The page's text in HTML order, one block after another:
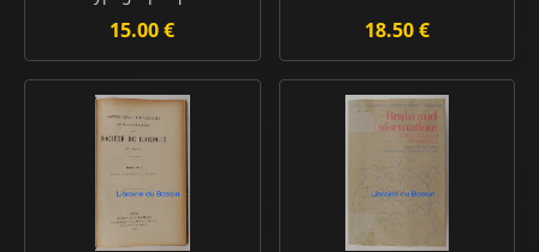
15.00 € 18.50 €